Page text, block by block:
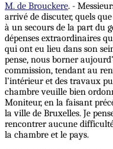
M. de Brouckere. -
arrivé de discuter, quels
à un secours de la part du
dépenses extraordinaires
qui ont eu lieu dans son
pense, nous borner
commission, tendant au
l’intérieur et des travaux
chambre veuille bien
Moniteur, en la faisant
la ville de Bruxelles. Je
rencontrer aucune
la chambre et le pays.